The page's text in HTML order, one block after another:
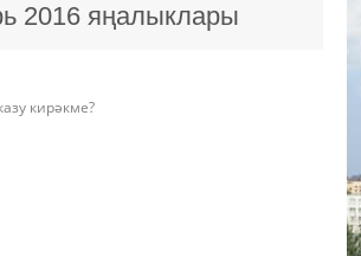
2016 яңалыклары